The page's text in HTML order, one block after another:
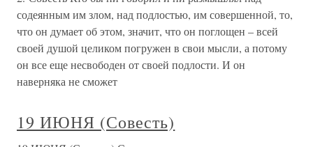
содеянным им злом, над подлостью, им совершенной, то,
что он думает об этом, значит, что он поглощен – всей
своей душой целиком погружен в свои мысли, а потому
он все еще несвободен от своей подлости. И он
наверняка не сможет
19 ИЮНЯ (Совесть)